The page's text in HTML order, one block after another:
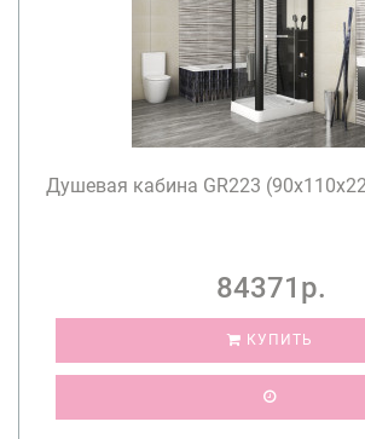
Душевая кабина GR223
84371р.
КУПИТЬ